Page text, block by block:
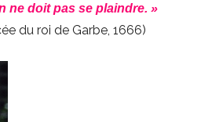
ne doit pas se plaindre. »
du roi de Garbe, 1666)